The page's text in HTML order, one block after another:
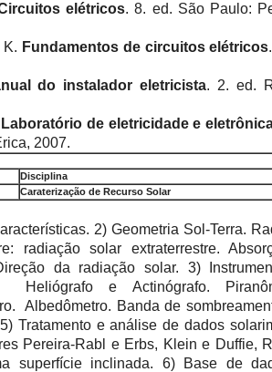
elétricos. 8. ed. São Paulo:
Fundamentos de circuitos elétricos
do instalador eletricista. 2. ed.
Laboratório de eletricidade e
2007.
Disciplina
Caraterização de Recurso Solar
2) Geometria Sol-Terra.
radiação solar extraterrestre.
da radiação solar. 3)
Heliógrafo e Actinógrafo.
Albedômetro. Banda de
Tratamento e análise de dados
Pereira-Rabl e Erbs, Klein e Duffie,
superfície inclinada. 6) Base de